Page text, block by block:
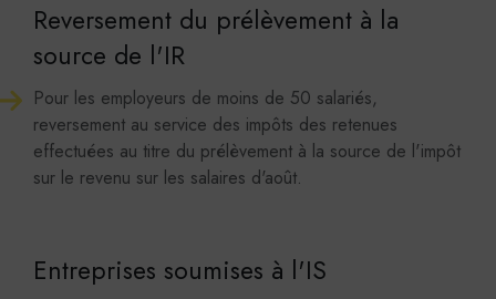
Reversement du prélèvement à la
source de l'IR
Pour les employeurs de moins de 50 salariés,
reversement au service des impôts des retenues
effectuées au titre du prélèvement à la source de l'impôt
sur le revenu sur les salaires d'août.
Entreprises soumises à l'IS